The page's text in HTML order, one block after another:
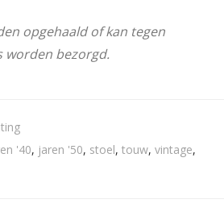
opgehaald of kan tegen
worden bezorgd.
'40, jaren '50, stoel, touw, vintage,